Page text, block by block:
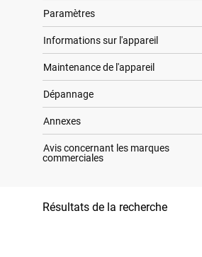
Paramètres
Informations sur l'appareil
Maintenance de l'appareil
Dépannage
Annexes
Avis concernant les marques
commerciales
Résultats de la recherche